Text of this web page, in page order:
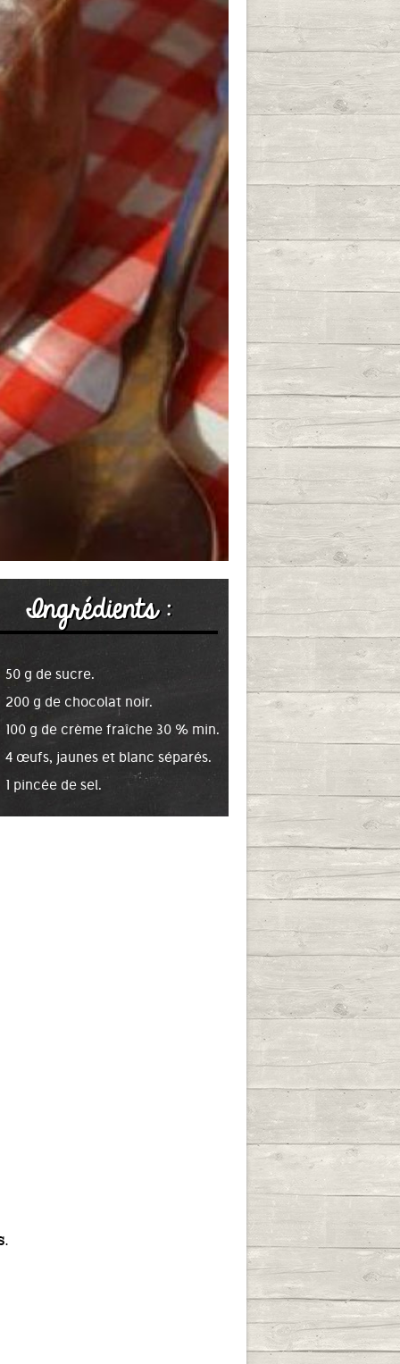
Ingrédients :
50 g de sucre.
200 g de chocolat noir.
100 g de crème fraîche 30 % min.
4 œufs, jaunes et blanc séparés.
1 pincée de sel.